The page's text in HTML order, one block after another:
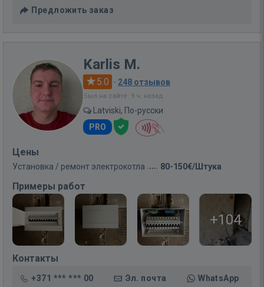
Предложить заказ
Karlis M.
5.0 · 248 отзывов
Был на сайте: 9 ч. назад
Latviski, По-русски
PRO
Цены
Установка / ремонт электрокотла 80-150€/Штука
Примеры работ
+104
Контакты
+371 *** *** 00 Эл. почта WhatsApp